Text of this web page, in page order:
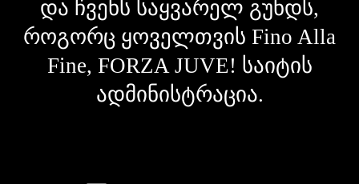
და ჩვენს საყვარელ გუნდს,
როგორც ყოველთვის Fino Alla
Fine, FORZA JUVE! საიტის
ადმინისტრაცია.